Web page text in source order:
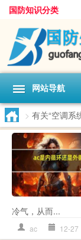
国防知识分类
网站导航
> 有关“空调系
冷气，从而...
ac 12-27